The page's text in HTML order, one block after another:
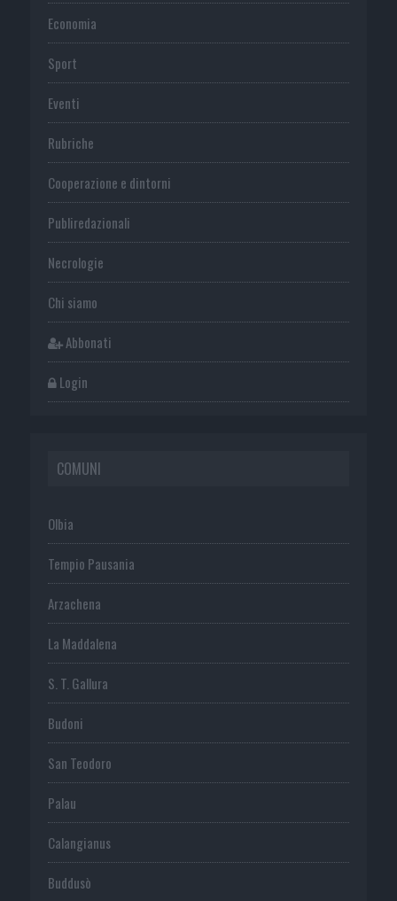
Economia
Sport
Eventi
Rubriche
Cooperazione e dintorni
Publiredazionali
Necrologie
Chi siamo
Abbonati
Login
COMUNI
Olbia
Tempio Pausania
Arzachena
La Maddalena
S. T. Gallura
Budoni
San Teodoro
Palau
Calangianus
Buddusò